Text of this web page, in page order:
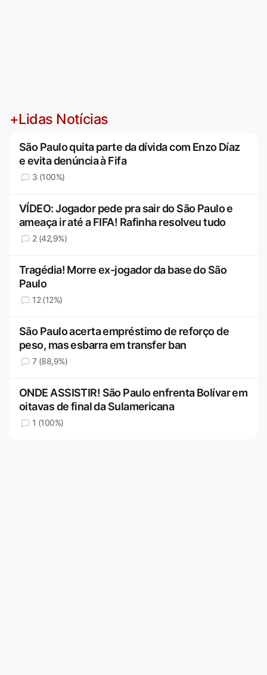
+Lidas Notícias
São Paulo quita parte da dívida com Enzo Díaz
e evita denúncia à Fifa
3 (100%)
VÍDEO: Jogador pede pra sair do São Paulo e
ameaça ir até a FIFA! Rafinha resolveu tudo
2 (42,9%)
Tragédia! Morre ex-jogador da base do São
Paulo
12 (12%)
São Paulo acerta empréstimo de reforço de
peso, mas esbarra em transfer ban
7 (88,9%)
ONDE ASSISTIR! São Paulo enfrenta Bolívar em
oitavas de final da Sulamericana
1 (100%)